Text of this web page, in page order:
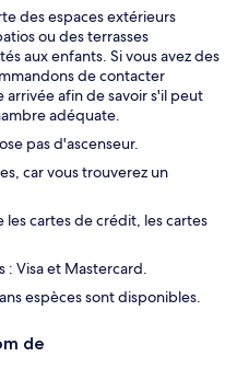
des espaces extérieurs
ou des terrasses
aux enfants. Si vous avez des
de contacter
afin de savoir s'il peut
adéquate.
pas d'ascenseur.
car vous trouverez un
cartes de crédit, les cartes
: Visa et Mastercard.
espèces sont disponibles.
de